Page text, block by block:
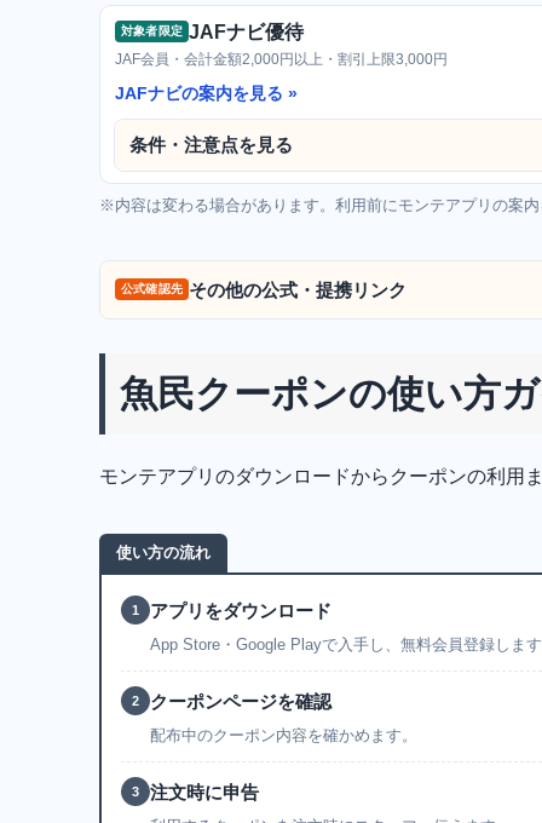
対象者限定 JAFナビ優待
JAF会員・会計金額2,000円以上・割引上限3,000円
JAFナビの案内を見る
条件・注意点を見る
※内容は変わる場合があります。利用前にモンテアプリの案内
公式確認先 その他の公式・提携リンク
魚民クーポンの使い方
モンテアプリのダウンロードからクーポンの利用
使い方の流れ
1 アプリをダウンロード
App Store・Google Playで入手し、無料会員登録します
2 クーポンページを確認
配布中のクーポン内容を確かめます。
3 注文時に申告